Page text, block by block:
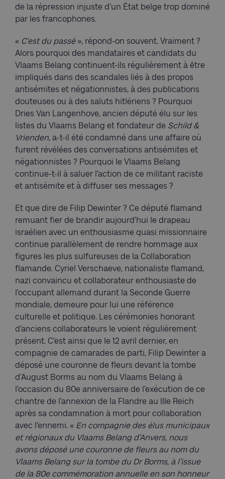
de la répression injuste d’un État belge trop dominé
par les francophones.
« C’est du passé», répond-on souvent. Vraiment ?
Alors pourquoi des mandataires et candidats du
Vlaams Belang continuent-ils régulièrement à être
impliqués dans des scandales liés à des propos
antisémites et négationnistes, à des publications
douteuses ou à des saluts hitlériens ? Pourquoi
Dries Van Langenhove, ancien député élu sur les
listes du Vlaams Belang et fondateur de Schild &
Vrienden, a-t-il été condamné dans une affaire où
furent révélées des conversations antisémites et
négationnistes ? Pourquoi le Vlaams Belang
continue-t-il à saluer l’action de ce militant raciste
et antisémite et à diffuser ses messages ?
Et que dire de Filip Dewinter ? Ce député flamand
remuant fier de brandir aujourd’hui le drapeau
israélien avec un enthousiasme quasi missionnaire
continue parallèlement de rendre hommage aux
figures les plus sulfureuses de la Collaboration
flamande. Cyriel Verschaeve, nationaliste flamand,
nazi convaincu et collaborateur enthousiaste de
l’occupant allemand durant la Seconde Guerre
mondiale, demeure pour lui une référence
culturelle et politique. Les cérémonies honorant
d’anciens collaborateurs le voient régulièrement
présent. C’est ainsi que le 12 avril dernier, en
compagnie de camarades de parti, Filip Dewinter a
déposé une couronne de fleurs devant la tombe
d’August Borms au nom du Vlaams Belang à
l’occasion du 80e anniversaire de l’exécution de ce
chantre de l’annexion de la Flandre au IIIe Reich
après sa condamnation à mort pour collaboration
avec l’ennemi. « En compagnie des élus municipaux
et régionaux du Vlaams Belang d’Anvers, nous
avons déposé une couronne de fleurs au nom du
Vlaams Belang sur la tombe du Dr Borms, à l’issue
de la 80e commémoration annuelle en son honneur